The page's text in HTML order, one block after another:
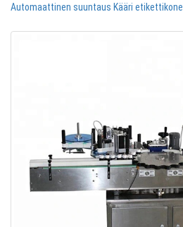
Automaattinen suuntaus Kääri etikettikone